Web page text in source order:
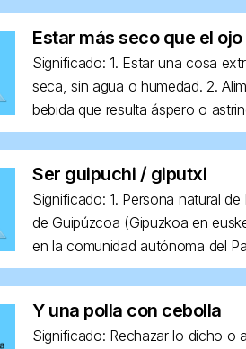
Estar más seco que el ojo
Significado: 1. Estar una cosa
seca, sin agua o humedad. 2.
bebida que resulta áspero o
Ser guipuchi / giputxi
Significado: 1. Persona natural de
de Guipúzcoa (Gipuzkoa en
en la comunidad autónoma del
Y una polla con cebolla
Significado: Rechazar lo dicho o